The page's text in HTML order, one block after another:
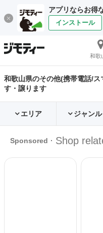
アプリならお得
インストール
和歌
和歌山県のその他(携帯電話/ス
す・譲ります
エリア ジャンル